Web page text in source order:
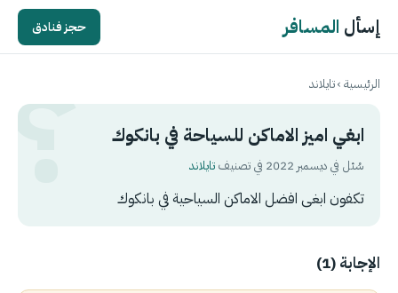
إسأل المسافر حجز فنادق
الرئيسية›تايلاند
ابغي اميز الاماكن للسياحة في بانكوك
سُئل في ديسمبر 2022 في تصنيف تايلاند
تكفون ابغى افضل الاماكن السياحية في بانكوك
الإجابة (1)